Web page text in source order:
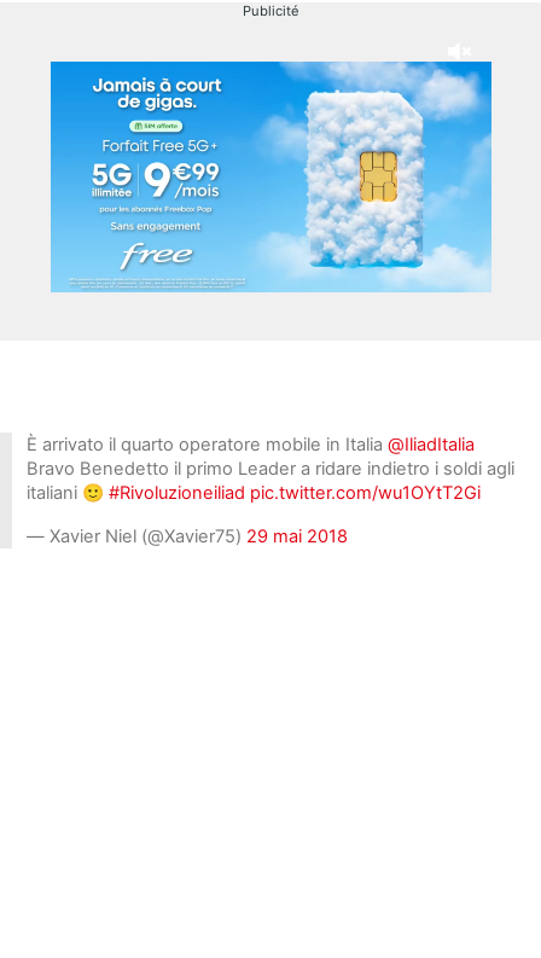
Publicité
È arrivato il quarto operatore mobile in Italia @IliadItalia
Bravo Benedetto il primo Leader a ridare indietro i soldi agli
italiani 🙂 #Rivoluzioneiliad pic.twitter.com/wu1OYtT2Gi
— Xavier Niel (@Xavier75) 29 mai 2018